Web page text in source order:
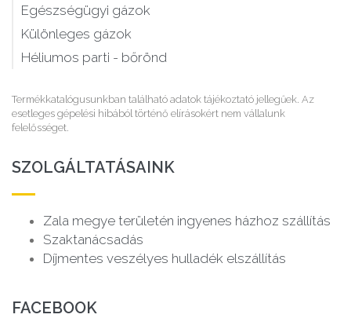
Egészségügyi gázok
Különleges gázok
Héliumos parti - bőrönd
Termékkatalógusunkban található adatok tájékoztató jellegűek. Az
esetleges gépelési hibából történő elírásokért nem vállalunk
felelősséget.
SZOLGÁLTATÁSAINK
Zala megye területén ingyenes házhoz szállítás
Szaktanácsadás
Díjmentes veszélyes hulladék elszállítás
FACEBOOK